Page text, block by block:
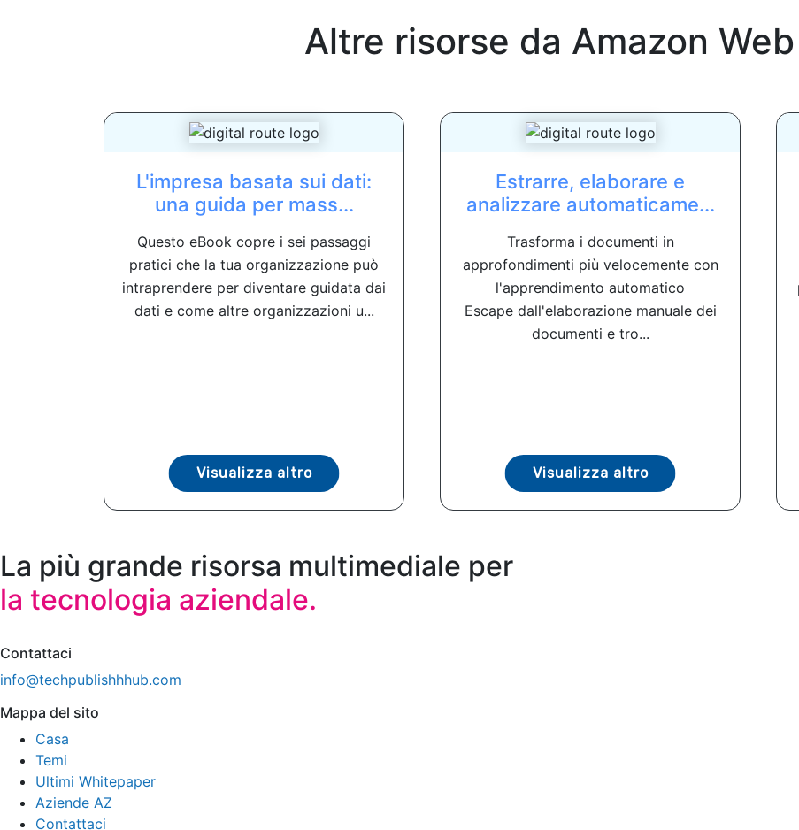
Altre risorse da Amazon
L'impresa basata sui dati:
una guida per mass...
Questo eBook copre i sei passaggi
pratici che la tua organizzazione può
intraprendere per diventare guidata dai
dati e come altre organizzazioni u...
Visualizza altro
Estrarre, elaborare e
analizzare automaticame...
Trasforma i documenti in
approfondimenti più velocemente con
l'apprendimento automatico
Escape dall'elaborazione manuale dei
documenti e tro...
Visualizza altro
La più grande risorsa multimediale per
la tecnologia aziendale.
Contattaci
info@techpublishhhub.com
Mappa del sito
Casa
Temi
Ultimi Whitepaper
Aziende AZ
Contattaci